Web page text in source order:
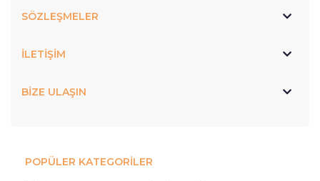
SÖZLEŞMELER
İLETİŞİM
BİZE ULAŞIN
POPÜLER KATEGORİLER